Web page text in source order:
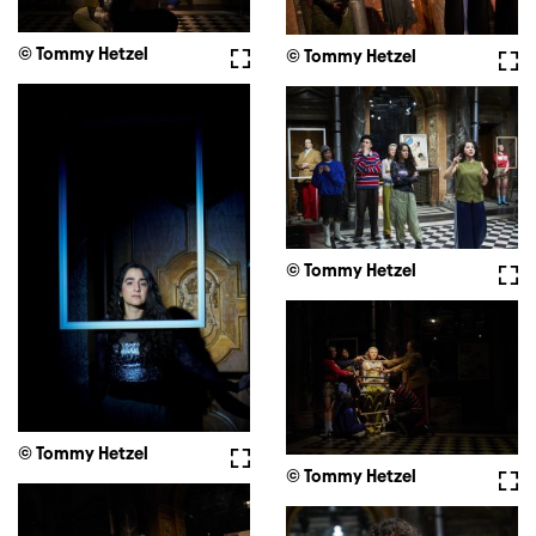
Fullscreen
© Tommy Hetzel © Tommy Hetzel
Fullscreen
© Tommy Hetzel
© Tommy Hetzel
© Tommy Hetzel